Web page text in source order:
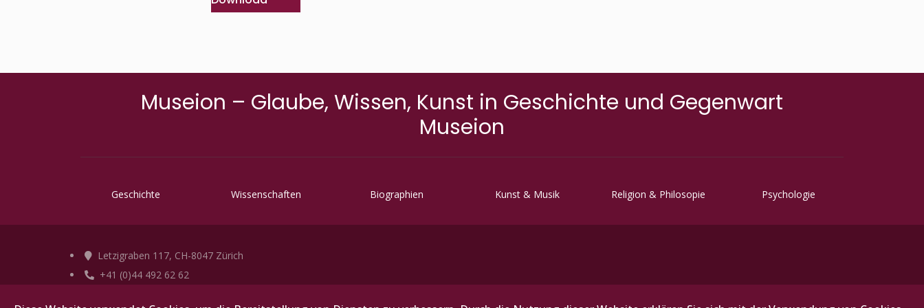
Museion – Glaube, Wissen, Kunst in Geschichte und Gegenwart
Museion
Geschichte Wissenschaften Biographien Kunst & Musik Religion & Philosopie Psychologie
Letzigraben 117, CH-8047 Zürich
+41 (0)44 492 62 62